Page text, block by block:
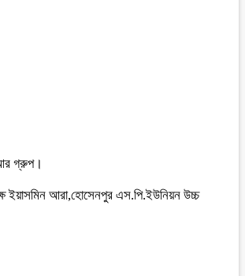
আর গ্রুপ।
ইয়াসমিন আরা,হোসেনপুর এস.পি.ইউনিয়ন উচ্চ